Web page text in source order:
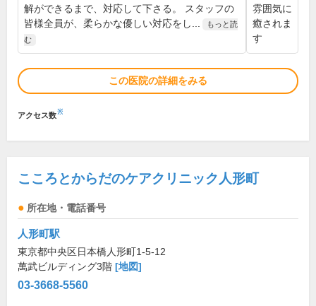
解ができるまで、対応して下さる。 スタッフの
皆様全員が、柔らかな優しい対応をし...
もっと読
む
雰囲気に
癒されま
す
この医院の詳細をみる
アクセス数※
こころとからだのケアクリニック人形町
所在地・電話番号
人形町駅
東京都中央区日本橋人形町1-5-12
萬武ビルディング3階 [地図]
03-3668-5560